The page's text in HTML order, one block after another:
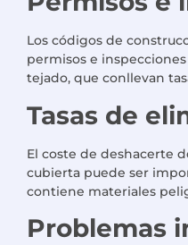
Los códigos de
permisos e
tejado, que conllevan
Tasas de
El coste de deshacerte
cubierta puede ser
contiene materiales
Problemas